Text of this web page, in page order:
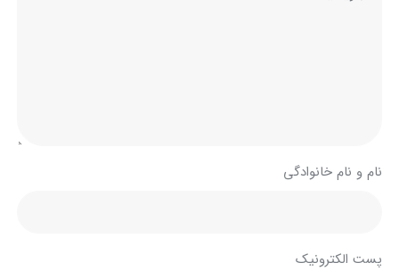
نام و نام خانوادگی
پست الکترونیک